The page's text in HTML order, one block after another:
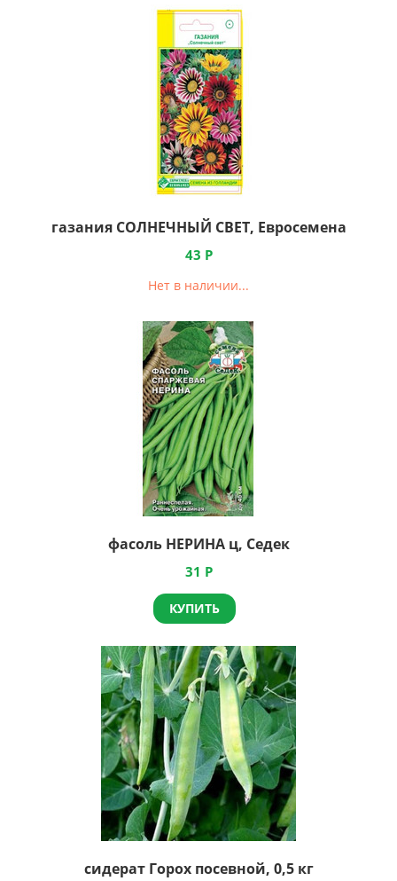
газания СОЛНЕЧНЫЙ СВЕТ, Евросемена
43 Р
Нет в наличии...
фасоль НЕРИНА ц, Седек
31 Р
КУПИТЬ
сидерат Горох посевной, 0,5 кг